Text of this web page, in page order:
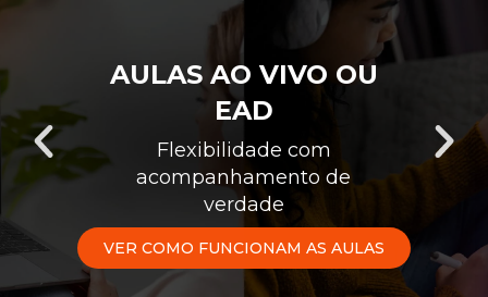
AULAS AO VIVO OU
EAD
Flexibilidade com
acompanhamento de
verdade
VER COMO FUNCIONAM AS AULAS